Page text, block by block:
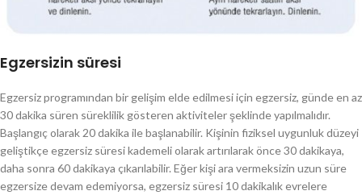
Egzersizin süresi
Egzersiz programından bir gelişim elde edilmesi için egzersiz, günde en az
30 dakika süren süreklilik gösteren aktiviteler şeklinde yapılmalıdır.
Başlangıç olarak 20 dakika ile başlanabilir. Kişinin fiziksel uygunluk düzeyi
geliştikçe egzersiz süresi kademeli olarak artırılarak önce 30 dakikaya,
daha sonra 60 dakikaya çıkarılabilir. Eğer kişi ara vermeksizin uzun süre
egzersize devam edemiyorsa, egzersiz süresi 10 dakikalık evrelere